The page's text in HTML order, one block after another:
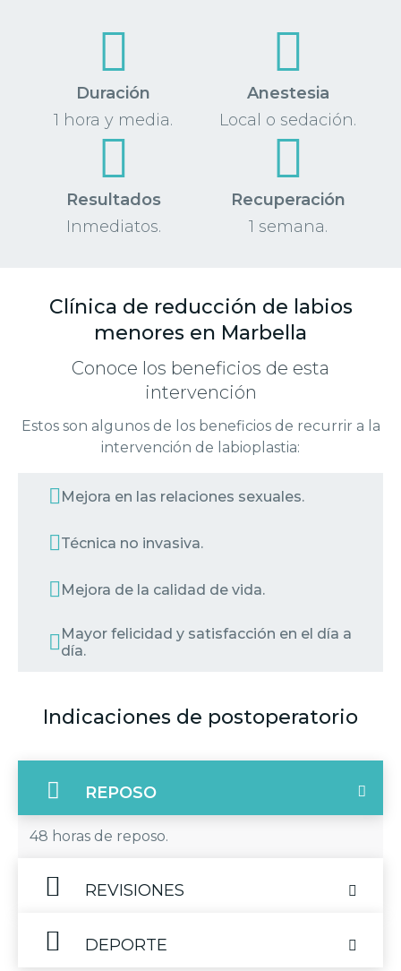
Duración
1 hora y media.
Anestesia
Local o sedación.
Resultados
Inmediatos.
Recuperación
1 semana.
Clínica de reducción de labios
menores en Marbella
Conoce los beneficios de esta
intervención
Estos son algunos de los beneficios de recurrir a la
intervención de labioplastia:
Mejora en las relaciones sexuales.
Técnica no invasiva.
Mejora de la calidad de vida.
Mayor felicidad y satisfacción en el día a
día.
Indicaciones de postoperatorio
REPOSO
48 horas de reposo.
REVISIONES
DEPORTE